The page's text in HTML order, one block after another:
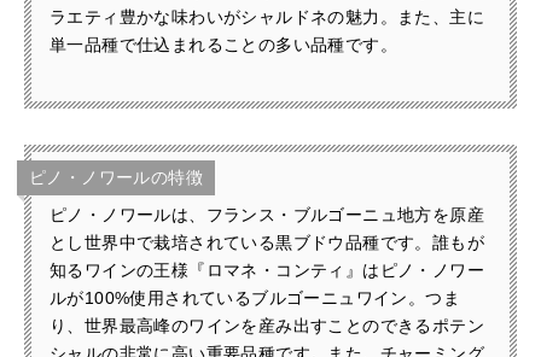
ラエティ豊かな味わいがシャルドネの魅力。また、主に
単一品種で仕込まれることの多い品種です。
ピノ・ノワールの特徴
ピノ・ノワールは、フランス・ブルゴーニュ地方を原産
とし世界中で栽培されている黒ブドウ品種です。誰もが
知るワインの王様『ロマネ・コンティ』はピノ・ノワー
ルが100%使用されているブルゴーニュワイン。つま
り、世界最高峰のワインを産み出すことのできるポテン
シャルの非常に高い重要品種です。また、チャーミング